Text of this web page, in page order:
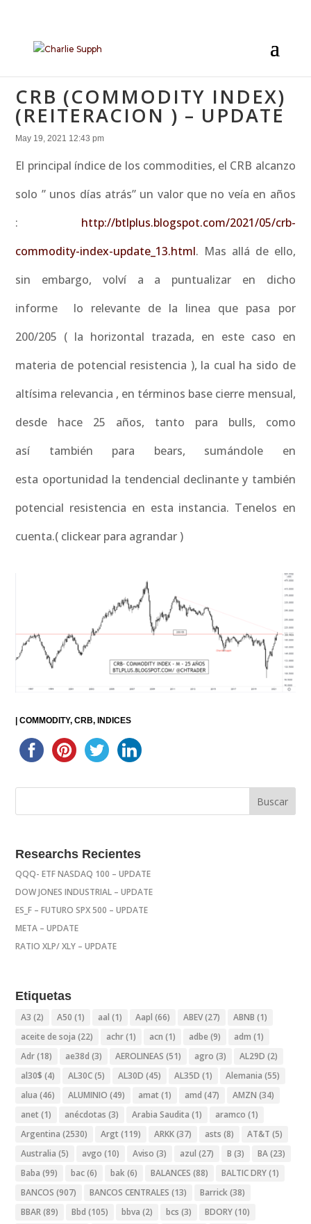
CRB (COMMODITY INDEX)
(REITERACION ) – UPDATE
May 19, 2021 12:43 pm
El principal índice de los commodities, el CRB alcanzo
solo ” unos días atrás” un valor que no veía en años
: http://btlplus.blogspot.com/2021/05/crb-
commodity-index-update_13.html. Mas allá de ello,
sin embargo, volví a a puntualizar en dicho
informe lo relevante de la linea que pasa por
200/205 ( la horizontal trazada, en este caso en
materia de potencial resistencia ), la cual ha sido de
altísima relevancia , en términos base cierre mensual,
desde hace 25 años, tanto para bulls, como
así también para bears, sumándole en
esta oportunidad la tendencial declinante y también
potencial resistencia en esta instancia. Tenelos en
cuenta.( clickear para agrandar )
|COMMODITY CRB INDICES
Researchs Recientes
QQQ- ETF NASDAQ 100 – UPDATE
DOW JONES INDUSTRIAL – UPDATE
ES_F – FUTURO SPX 500 – UPDATE
META – UPDATE
RATIO XLP/ XLY – UPDATE
Etiquetas
A3 (2) A50 (1) aal (1) Aapl (66) ABEV(27) ABNB (1)
aceite de soja (22) achr(1) acn (1) adbe (9) adm (1)
Adr(18) ae38d (3) AEROLINEAS (51) agro (3) AL29D (2)
al30$ (4) AL30C(5) AL30D (45) AL35D (1) Alemania (55)
alua (46) ALUMINIO (49) amat (1) amd (47) AMZN (34)
anet (1) anécdotas (3) Arabia Saudita (1) aramco (1)
Argentina (2530) Argt (119) ARKK(37) asts (8) AT&T (5)
Australia (5) avgo (10) Aviso (3) azul (27) B (3) BA(23)
Baba (99) bac(6) bak(6) BALANCES (88) BALTIC DRY(1)
BANCOS (907) BANCOS CENTRALES (13) Barrick(38)
BBAR(89) Bbd (105) bbva (2) bcs (3) BDORY(10)